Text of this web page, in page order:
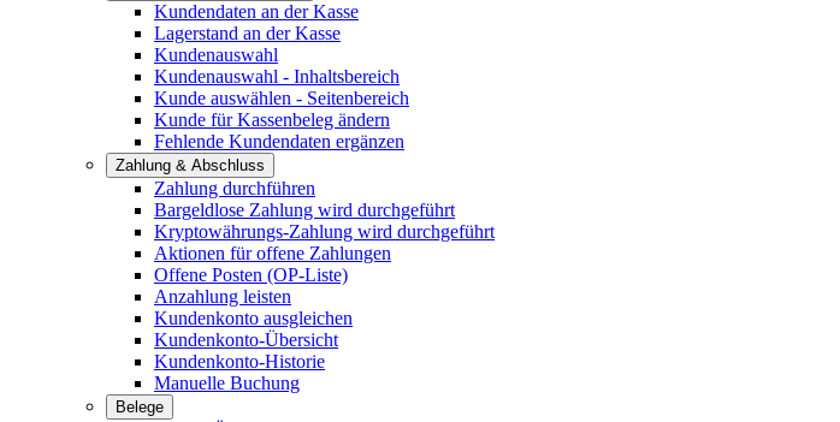
Kundendaten an der Kasse
Lagerstand an der Kasse
Kundenauswahl
Kundenauswahl - Inhaltsbereich
Kunde auswählen - Seitenbereich
Kunde für Kassenbeleg ändern
Fehlende Kundendaten ergänzen
Zahlung & Abschluss
Zahlung durchführen
Bargeldlose Zahlung wird durchgeführt
Kryptowährungs-Zahlung wird durchgeführt
Aktionen für offene Zahlungen
Offene Posten (OP-Liste)
Anzahlung leisten
Kundenkonto ausgleichen
Kundenkonto-Übersicht
Kundenkonto-Historie
Manuelle Buchung
Belege